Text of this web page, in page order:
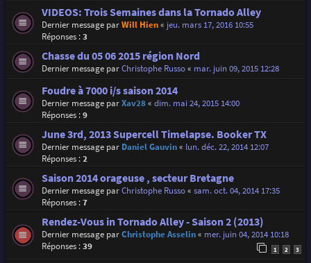
VIDEOS: Trois Semaines dans la Tornado Alley
Dernier message parWill Hien« jeu. mars 17, 2016 10:55
Réponses :3
Chasse du 05 06 2015 région Nord
Dernier message parChristophe Russo« mar. juin 09, 2015 12:28
Foudre à 7000 i/s saison 2014
Dernier message parXav28« dim. mai 24, 2015 14:00
Réponses :9
June 3rd, 2013 Supercell Timelapse. Booker TX
Dernier message par Daniel Gauvin« lun. déc. 22, 2014 12:07
Réponses :2
Saison 2014 orageuse , secteur Bretagne
Dernier message parChristophe Russo« sam. oct. 04, 2014 17:35
Réponses :7
Rendez-Vous in Tornado Alley - Saison 2 (2013)
Dernier message parChristophe Asselin« mer. juin 04, 2014 10:18
Réponses :39 1 2 3